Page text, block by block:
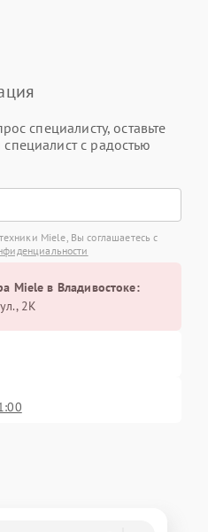
специалисту, оставьте
с радостью
Miele, Вы соглашаетесь с
Miele в Владивостоке:
2К